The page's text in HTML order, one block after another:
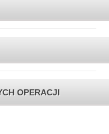
OPERACJI